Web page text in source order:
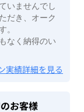
いませんでし
だき、オーク
。
なく納得のい
実績詳細を見る
お客様